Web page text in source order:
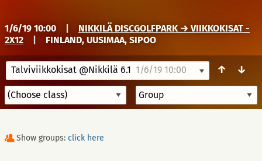
1/6/19 10:00
NIKKILÄ DISCGOLFPARK → VIIKKOKISAT -
2X12
FINLAND, UUSIMAA, SIPOO
Talviviikkokisat @Nikkilä 6.1 1/6/19 10:00 ↑ ↓
Show groups: click here